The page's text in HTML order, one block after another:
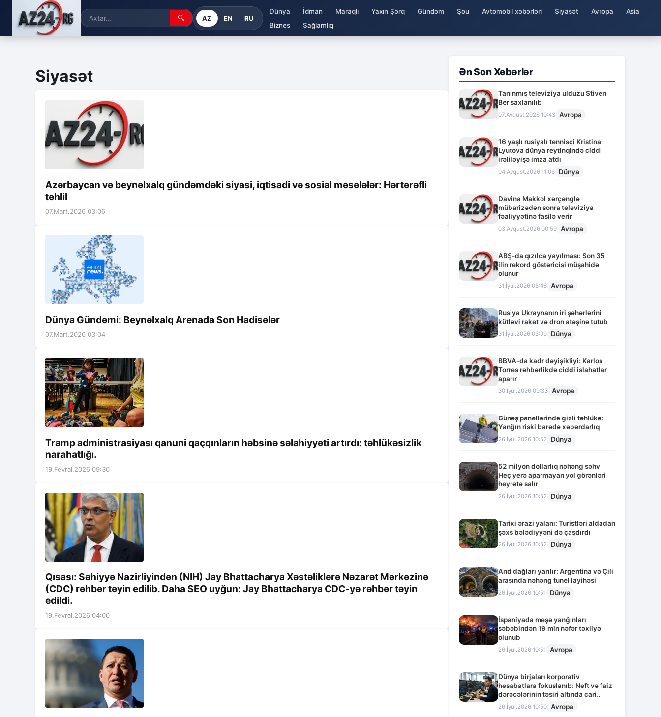
🔍 AZ EN RU
Dünya İdman Maraqlı Yaxın Şərq Gündəm Şou Avtomobil xəbərləri Siyasət Avropa
Asia
Biznes
Sağlamlıq
Siyasət
Azərbaycan və beynəlxalq gündəmdəki siyasi, iqtisadi və sosial məsələlər: Hərtərəfli
təhlil
07.Mart.2026 03:06
Dünya Gündəmi: Beynəlxalq Arenada Son Hadisələr
07.Mart.2026 03:04
Tramp administrasiyası qanuni qaçqınların həbsinə səlahiyyəti artırdı: təhlükəsizlik
narahatlığı.
19.Fevral.2026 09:30
Qısası: Səhiyyə Nazirliyindən (NIH) Jay Bhattacharya Xəstəliklərə Nəzarət Mərkəzinə
(CDC) rəhbər təyin edilib. Daha SEO uyğun: Jay Bhattacharya CDC-yə rəhbər təyin
edildi.
19.Fevral.2026 04:00
Ən Son Xəbərlər
Tanınmış televiziya ulduzu Stiven
Ber saxlanılıb
07.Avqust.2026 10:43 Avropa
16 yaşlı rusiyalı tennisçi Kristina
Lyutova dünya reytinqində ciddi
irəliləyişə imza atdı
04.Avqust.2026 11:06 Dünya
Davina Makkol xərçənglə
mübarizədən sonra televiziya
fəaliyyətinə fasilə verir
03.Avqust.2026 00:59 Avropa
ABŞ-da qızılca yayılması: Son 35
ilin rekord göstəricisi müşahidə
olunur
31.İyul.2026 05:46 Avropa
Rusiya Ukraynanın iri şəhərlərini
kütləvi raket və dron atəşinə tutub
31.İyul.2026 03:09 Dünya
BBVA-da kadr dəyişikliyi: Karlos
Torres rəhbərlikdə ciddi islahatlar
aparır
30.İyul.2026 09:33 Avropa
Günəş panellərində gizli təhlükə:
Yanğın riski barədə xəbərdarlıq
26.İyul.2026 10:52 Dünya
52 milyon dollarlıq nəhəng səhv:
Heç yerə aparmayan yol görənləri
heyrətə salır
26.İyul.2026 10:52 Dünya
Tarixi ərazi yalanı: Turistləri aldadan
şəxs bələdiyyəni də çaşdırdı
26.İyul.2026 10:52 Dünya
And dağları yarılır: Argentina və Çili
arasında nəhəng tunel layihəsi
26.İyul.2026 10:51 Dünya
İspaniyada meşə yanğınları
səbəbindən 19 min nəfər təxliyə
olunub
26.İyul.2026 10:51 Avropa
Dünya birjaları korporativ
hesabatlara fokuslanıb: Neft və faiz
dərəcələrinin təsiri altında cari
vəziyyət
26.İyul.2026 10:50 Avropa